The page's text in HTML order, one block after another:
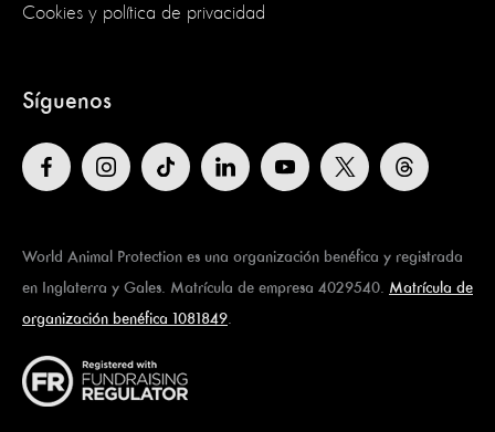
Cookies y política de privacidad
Síguenos
World Animal Protection es una organización benéfica y registrada
en Inglaterra y Gales. Matrícula de empresa 4029540. Matrícula de
organización benéfica 1081849